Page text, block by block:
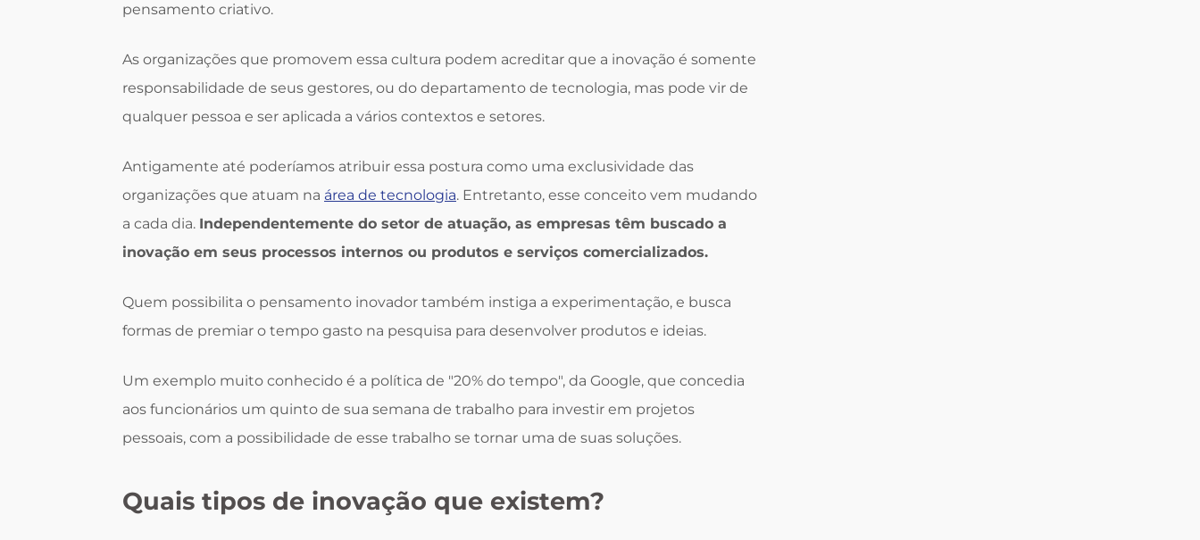
pensamento criativo.
As organizações que promovem essa cultura podem acreditar que a inovação é somente
responsabilidade de seus gestores, ou do departamento de tecnologia, mas pode vir de
qualquer pessoa e ser aplicada a vários contextos e setores.
Antigamente até poderíamos atribuir essa postura como uma exclusividade das
organizações que atuam na área de tecnologia. Entretanto, esse conceito vem mudando
a cada dia. Independentemente do setor de atuação, as empresas têm buscado a
inovação em seus processos internos ou produtos e serviços comercializados.
Quem possibilita o pensamento inovador também instiga a experimentação, e busca
formas de premiar o tempo gasto na pesquisa para desenvolver produtos e ideias.
Um exemplo muito conhecido é a política de "20% do tempo", da Google, que concedia
aos funcionários um quinto de sua semana de trabalho para investir em projetos
pessoais, com a possibilidade de esse trabalho se tornar uma de suas soluções.
Quais tipos de inovação que existem?